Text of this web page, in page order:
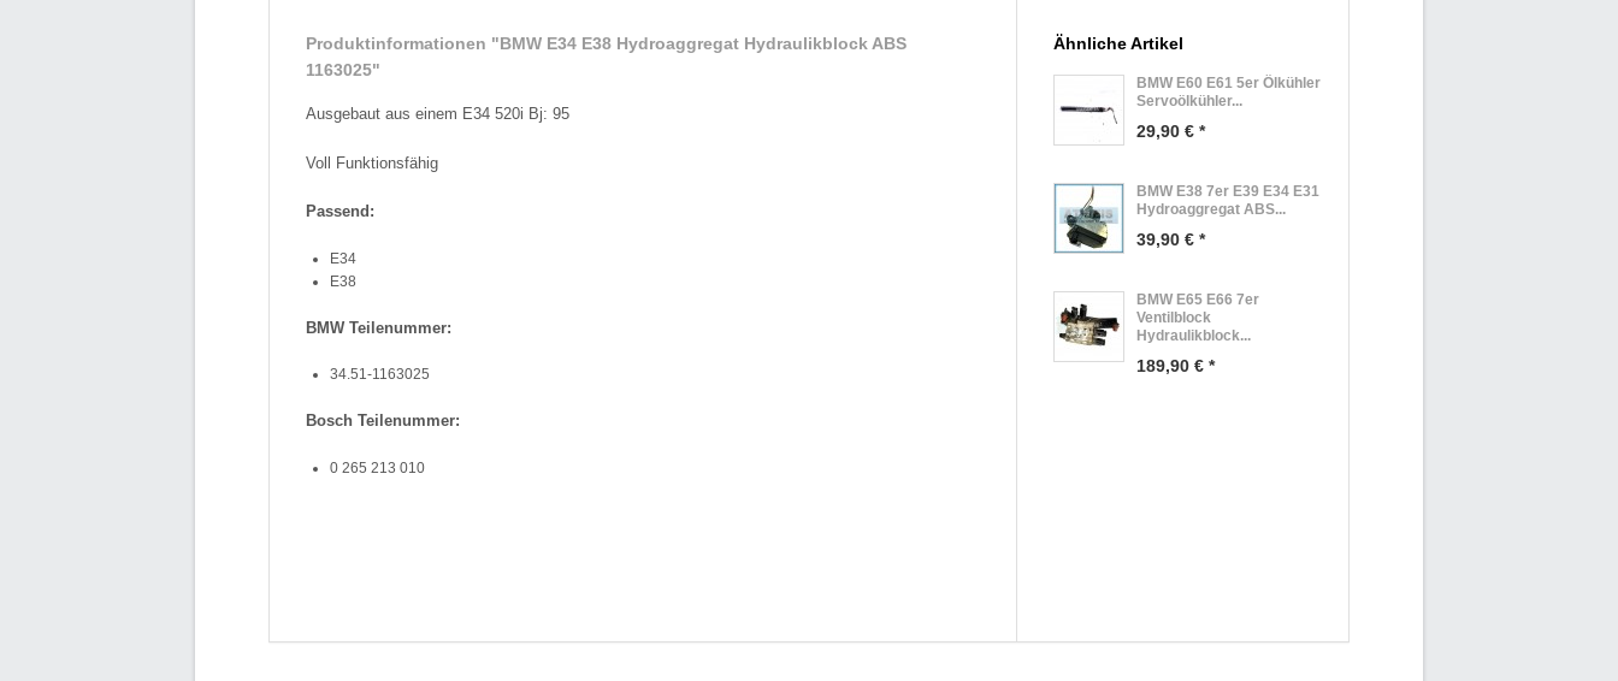
Produktinformationen "BMW E34 E38 Hydroaggregat Hydraulikblock ABS
1163025"
Ausgebaut aus einem E34 520i Bj: 95
Voll Funktionsfähig
Passend:
E34
E38
BMW Teilenummer:
34.51-1163025
Bosch Teilenummer:
0 265 213 010
Ähnliche Artikel
BMW E60 E61 5er Ölkühler
Servoölkühler...
29,90 € *
BMW E38 7er E39 E34 E31
Hydroaggregat ABS...
39,90 € *
BMW E65 E66 7er
Ventilblock
Hydraulikblock...
189,90 € *